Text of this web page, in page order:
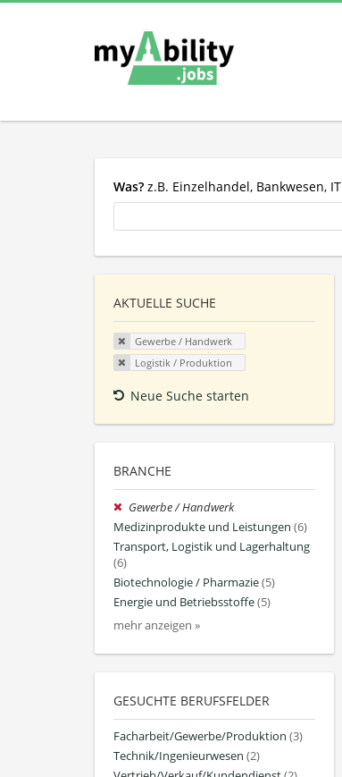
Was? z.B. Einzelhandel, Bankwesen, IT
AKTUELLE SUCHE
Gewerbe / Handwerk
Logistik / Produktion
Neue Suche starten
BRANCHE
Gewerbe / Handwerk
Medizinprodukte und Leistungen (6)
Transport, Logistik und Lagerhaltung
(6)
Biotechnologie / Pharmazie(5)
Energie und Betriebsstoffe(5)
mehr anzeigen »
GESUCHTE BERUFSFELDER
Facharbeit/Gewerbe/Produktion (3)
Technik/Ingenieurwesen (2)